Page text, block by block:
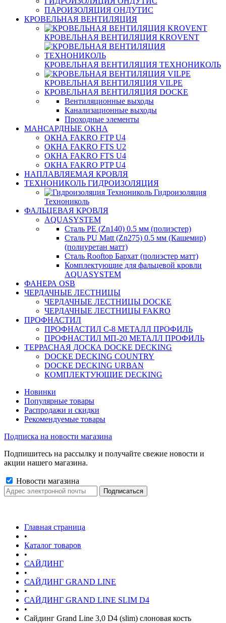
ПАРОИЗОЛЯЦИЯ ОНДУТИС
КРОВЕЛЬНАЯ ВЕНТИЛЯЦИЯ
КРОВЕЛЬНАЯ ВЕНТИЛЯЦИЯ KROVENT
КРОВЕЛЬНАЯ ВЕНТИЛЯЦИЯ ТЕХНОНИКОЛЬ
КРОВЕЛЬНАЯ ВЕНТИЛЯЦИЯ VILPE
КРОВЕЛЬНАЯ ВЕНТИЛЯЦИЯ DOCKE
Вентиляционные выходы
Канализационные выходы
Проходные элементы
МАНСАРДНЫЕ ОКНА
ОКНА FAKRO FTP U4
ОКНА FAKRO FTS U2
ОКНА FAKRO FTS U4
ОКНА FAKRO PTP U4
НАПЛАВЛЯЕМАЯ КРОВЛЯ
ТЕХНОНИКОЛЬ ГИДРОИЗОЛЯЦИЯ
Гидроизоляция
Технониколь
ФАЛЬЦЕВАЯ КРОВЛЯ
AQUASYSTEM
Сталь PE (Zn140) 0.5 мм (полиэстер)
Сталь PU Matt (Zn275) 0.5 мм (Кашемир)
(полиуретан матт)
Сталь Rooftop Бархат (полиэстер матт)
Комплектующие для фальцевой кровли
AQUASYSTEM
ФАНЕРА OSB
ЧЕРДАЧНЫЕ ЛЕСТНИЦЫ
ЧЕРДАЧНЫЕ ЛЕСТНИЦЫ DOCKE
ЧЕРДАЧНЫЕ ЛЕСТНИЦЫ FAKRO
ПРОФНАСТИЛ
ПРОФНАСТИЛ C-8 МЕТАЛЛ ПРОФИЛЬ
ПРОФНАСТИЛ МП-20 МЕТАЛЛ ПРОФИЛЬ
ТЕРРАСНАЯ ДОСКА DOCKE DECKING
DOCKE DECKING COUNTRY
DOCKE DECKING URBAN
КОМПЛЕКТУЮЩИЕ DECKING
Новинки
Популярные товары
Распродажи и скидки
Рекомендуемые товары
Подписка на новости магазина
Подпишитесь на рассылку и получайте свежие новости и
акции нашего магазина.
Новости магазина
Главная страница
•
Каталог товаров
•
САЙДИНГ
•
САЙДИНГ GRAND LINE
•
САЙДИНГ GRAND LINE SLIM D4
•
Сайдинг Grand Line 3,0 D4 (slim) слоновая кость